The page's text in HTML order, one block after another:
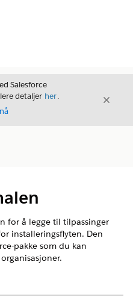
Salesforce
detaljer her.
Avslutt
for å legge til tilpassinger
installeringsflyten. Den
pakke som du kan